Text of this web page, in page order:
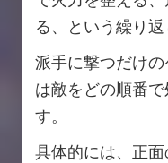
る、という繰り返
派手に撃つだけ
は敵をどの順番
す。
具体的には、正